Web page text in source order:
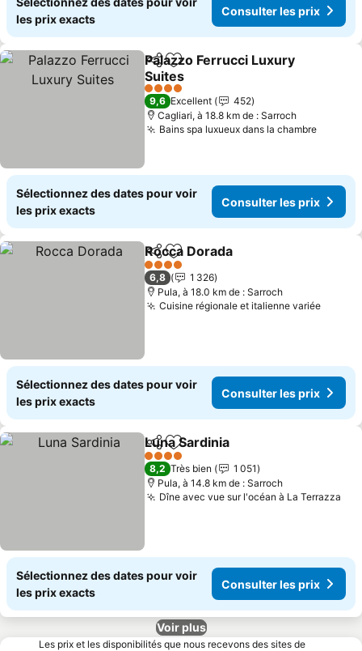
les prix exacts
Consulter les prix
PartagerAjouter à mes favoris
Palazzo Ferrucci Luxury
Suites
4 Étoiles
9,6 Excellent
452
Cagliari, à 18.8 km de : Sarroch
Bains spa luxueux dans la chambre
Sélectionnez des dates pour voir
les prix exacts
Consulter les prix
PartagerAjouter à mes favoris
Rocca Dorada
4 Étoiles
6,8
1 326
Pula, à 18.0 km de : Sarroch
Cuisine régionale et italienne variée
Sélectionnez des dates pour voir
les prix exacts
Consulter les prix
PartagerAjouter à mes favoris
Luna Sardinia
4 Étoiles
8,2 Très bien
1 051
Pula, à 14.8 km de : Sarroch
Dîne avec vue sur l'océan à La Terrazza
Sélectionnez des dates pour voir
les prix exacts
Consulter les prix
Voir plus
Les prix et les disponibilités que nous recevons des sites de